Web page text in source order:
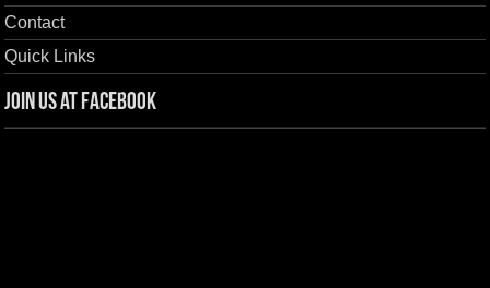
Contact
Quick Links
Join us at Facebook